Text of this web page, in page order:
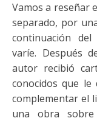
Vamos a reseñar
separado, por
continuación
varíe. Después
autor recibió
conocidos que le
complementar el
una obra